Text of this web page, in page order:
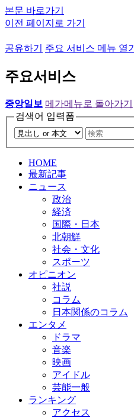
본문 바로가기
이전 페이지로 가기
공유하기 주요 서비스 메뉴 열기
주요서비스
중앙일보 메가메뉴로 돌아가기
검색어 입력폼
HOME
最新記事
ニュース
政治
経済
国際・日本
北朝鮮
社会・文化
スポーツ
オピニオン
社説
コラム
日本関係のコラム
エンタメ
ドラマ
音楽
映画
アイドル
芸能一般
ランキング
アクセス